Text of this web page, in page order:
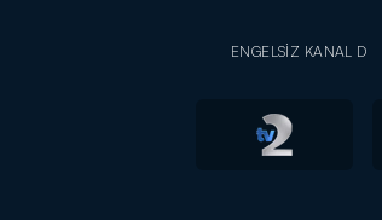
ENGELSİZ KANAL D